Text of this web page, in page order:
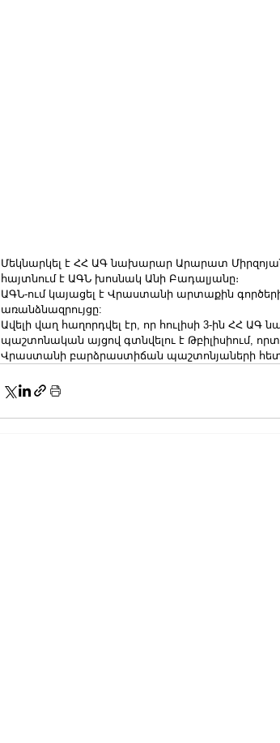
Մեկնարկել է ՀՀ ԱԳ նախարար Արարատ
հայտնում է ԱԳՆ խոսնակ Անի Բադալյանը։
ԱԳՆ-ում կայացել է Վրաստանի արտաքին
առանձնազրույցը:
Ավելի վաղ հաղորդվել էր, որ հուլիսի 3-ին ՀՀ
պաշտոնական այցով գտնվելու է Թբիլիսիում,
Վրաստանի բարձրաստիճան պաշտոնյաների